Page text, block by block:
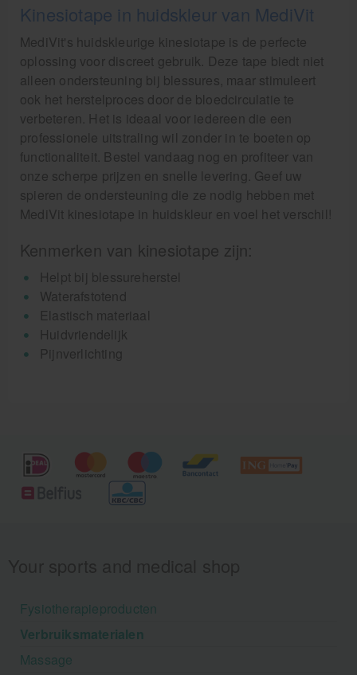
Kinesiotape in huidskleur van MediVit
MediVit's huidskleurige kinesiotape is de perfecte
oplossing voor discreet gebruik. Deze tape biedt niet
alleen ondersteuning bij blessures, maar stimuleert
ook het herstelproces door de bloedcirculatie te
verbeteren. Het is ideaal voor iedereen die een
professionele uitstraling wil zonder in te boeten op
functionaliteit. Bestel vandaag nog en profiteer van
onze scherpe prijzen en snelle levering. Geef uw
spieren de ondersteuning die ze nodig hebben met
MediVit kinesiotape in huidskleur en voel het verschil!
Kenmerken van kinesiotape zijn:
Helpt bij blessureherstel
Waterafstotend
Elastisch materiaal
Huidvriendelijk
Pijnverlichting
Fysiotherapieproducten
Verbruiksmaterialen
Massage